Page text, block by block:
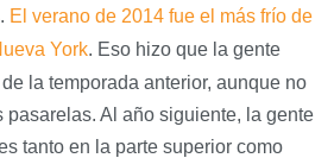
El verano de 2014 fue el más frío de
York. Eso hizo que la gente
la temporada anterior, aunque no
pasarelas. Al año siguiente, la gente
tanto en la parte superior como